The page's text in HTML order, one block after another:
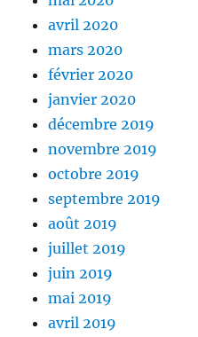
avril 2020
mars 2020
février 2020
janvier 2020
décembre 2019
novembre 2019
octobre 2019
septembre 2019
août 2019
juillet 2019
juin 2019
mai 2019
avril 2019